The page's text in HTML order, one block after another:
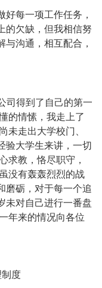
每一项工作任务，
的欠缺，但我相信努
沟通，相互配合，
得到了自己的第一
的情愫，我走上了
走出大学校门、
验大学生来讲，一切
求教，恪尽职守，
没有轰轰烈烈的战
磨砺，对于每一个追
未对自己进行一番盘
年来的情况向各位
度